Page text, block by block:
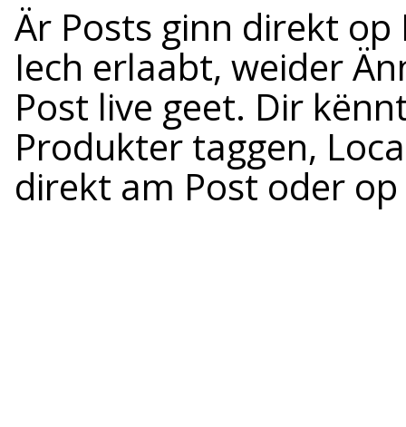
Är Posts ginn direkt
Iech erlaabt, weider
Post live geet. Dir
Produkter taggen,
direkt am Post oder